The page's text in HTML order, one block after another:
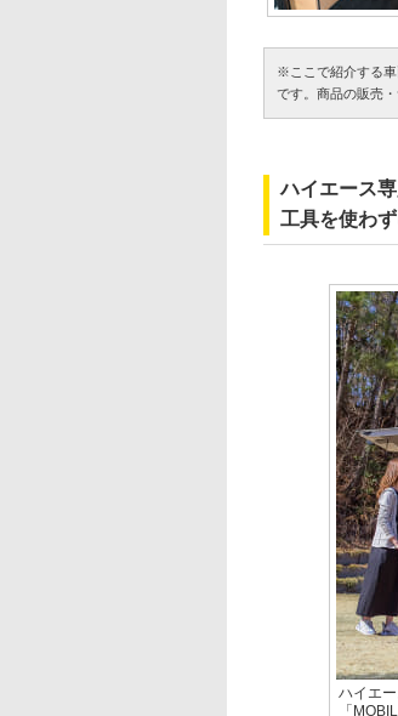
※ここで紹介する車
です。商品の販売
ハイエース
工具を使わ
ハイエ
「